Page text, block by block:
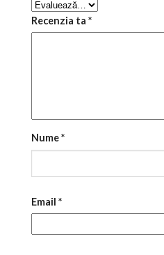
Recenzia ta *
Nume*
Email *